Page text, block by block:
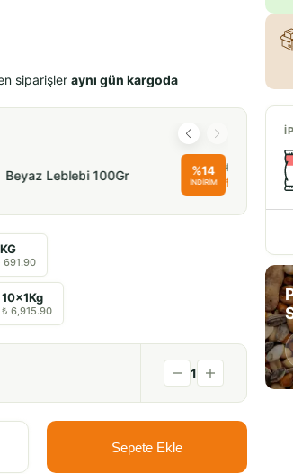
siparişler aynı gün kargoda
%14
İNDİRİM ₺ 36.90
691.90
10x1Kg
₺ 6,915.90
1
Sepete Ekle